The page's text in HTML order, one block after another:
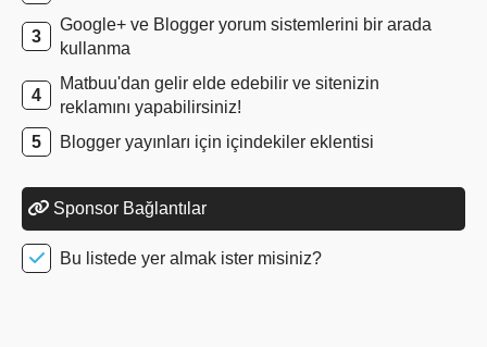
Google+ ve Blogger yorum sistemlerini bir arada
kullanma
Matbuu'dan gelir elde edebilir ve sitenizin
reklamını yapabilirsiniz!
Blogger yayınları için içindekiler eklentisi
Sponsor Bağlantılar
Bu listede yer almak ister misiniz?